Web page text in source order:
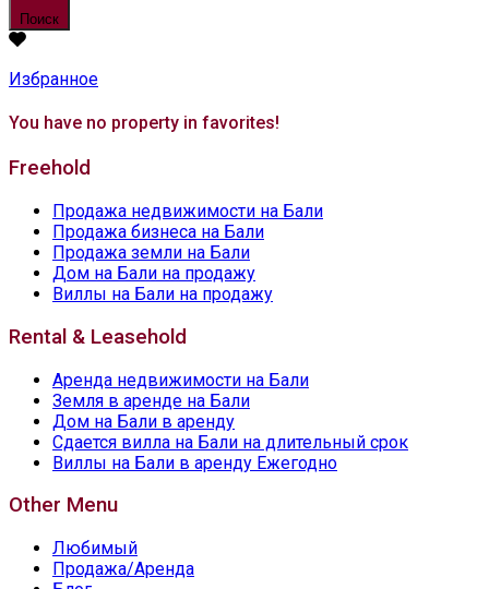
Поиск
Избранное
You have no property in favorites!
Freehold
Продажа недвижимости на Бали
Продажа бизнеса на Бали
Продажа земли на Бали
Дом на Бали на продажу
Виллы на Бали на продажу
Rental & Leasehold
Аренда недвижимости на Бали
Земля в аренде на Бали
Дом на Бали в аренду
Сдается вилла на Бали на длительный срок
Виллы на Бали в аренду Ежегодно
Other Menu
Любимый
Продажа/Аренда